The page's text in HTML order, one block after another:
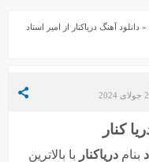
دانلود ورژن پیانو آهنگ یوسف زمانی به نام پریزاد
»دانلود آهنگ دریاکنار از امیر استاد
کنار
بنام دریاکنار با بالاترین